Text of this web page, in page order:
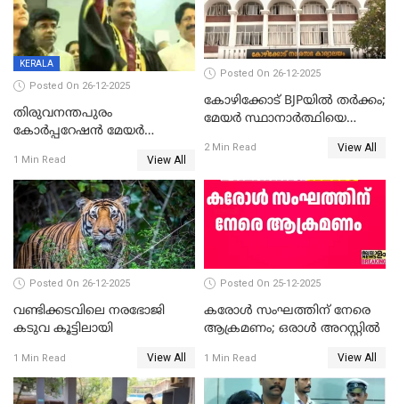
KERALA
Posted On 26-12-2025
തിരുവനന്തപുരം
കോര്‍പ്പറേഷന്‍ മേയര്‍
ഹൈക്കോടതിയിലേക്ക്;
സത്യപ്രതിജ്ഞ ചടങ്ങില്‍
ചട്ടലംഘനമെന്ന് പാർട്ടി
1 Min Read View All
Posted On 26-12-2025
കോഴിക്കോട് BJPയിൽ തർക്കം;
മേയർ സ്ഥാനാർത്ഥിയെ
2 Min Read View All
Posted On 26-12-2025
വണ്ടിക്കടവിലെ നരഭോജി
കടുവ കൂട്ടിലായി
1 Min Read View All
Posted On 25-12-2025
കരോള്‍ സംഘത്തിന് നേരെ
ആക്രമണം; ഒരാള്‍ അറസ്റ്റില്‍
1 Min Read View All